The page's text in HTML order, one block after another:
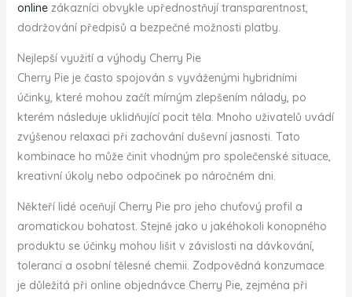
onlinezákazníci obvykle upřednostňují transparentnost,
dodržování předpisů a bezpečné možnosti platby.
Nejlepší využití a výhody Cherry Pie
Cherry Pie je často spojován s vyváženými hybridními
účinky, které mohou začít mírným zlepšením nálady, po
kterém následuje uklidňující pocit těla. Mnoho uživatelů uvádí
zvýšenou relaxaci při zachování duševní jasnosti. Tato
kombinace ho může činit vhodným pro společenské situace,
kreativní úkoly nebo odpočinek po náročném dni.
Někteří lidé oceňují Cherry Pie pro jeho chuťový profil a
aromatickou bohatost. Stejně jako u jakéhokoli konopného
produktu se účinky mohou lišit v závislosti na dávkování,
toleranci a osobní tělesné chemii. Zodpovědná konzumace
je důležitá při online objednávce Cherry Pie, zejména při